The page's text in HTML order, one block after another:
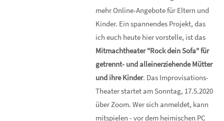
mehr Online-Angebote für Eltern und
Kinder. Ein spannendes Projekt, das
ich euch heute hier vorstelle, ist das
Mitmachtheater "Rock dein Sofa" für
getrennt- und alleinerziehende Mütter
und ihre Kinder. Das Improvisations-
Theater startet am Sonntag, 17.5.2020
über Zoom. Wer sich anmeldet, kann
mitspielen - vor dem heimischen PC